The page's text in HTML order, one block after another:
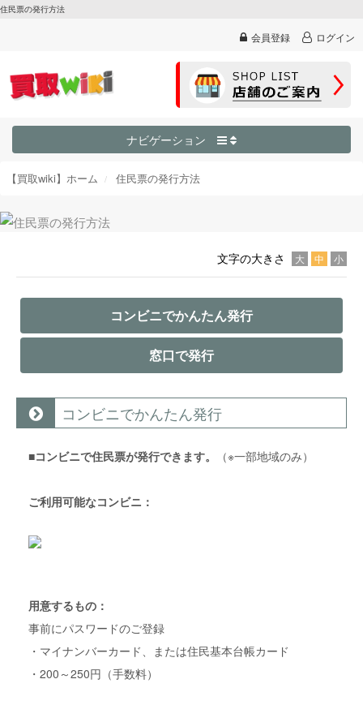
住民票の発行方法
会員登録 ログイン
ナビゲーション
【買取wiki】ホーム 住民票の発行方法
文字の大きさ 大 中 小
コンビニでかんたん発行
窓口で発行
コンビニでかんたん発行
■コンビニで住民票が発行できます。 （※一部地域のみ）
ご利用可能なコンビニ：
用意するもの：
事前にパスワードのご登録
・マイナンバーカード、または住民基本台帳カード
・200～250円（手数料）